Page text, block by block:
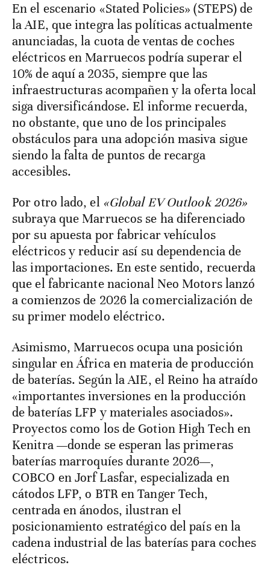
En el escenario «Stated Policies» (STEPS) de
la AIE, que integra las políticas actualmente
anunciadas, la cuota de ventas de coches
eléctricos en Marruecos podría superar el
10% de aquí a 2035, siempre que las
infraestructuras acompañen y la oferta local
siga diversificándose. El informe recuerda,
no obstante, que uno de los principales
obstáculos para una adopción masiva sigue
siendo la falta de puntos de recarga
accesibles.
Por otro lado, el «Global EV Outlook 2026»
subraya que Marruecos se ha diferenciado
por su apuesta por fabricar vehículos
eléctricos y reducir así su dependencia de
las importaciones. En este sentido, recuerda
que el fabricante nacional Neo Motors lanzó
a comienzos de 2026 la comercialización de
su primer modelo eléctrico.
Asimismo, Marruecos ocupa una posición
singular en África en materia de producción
de baterías. Según la AIE, el Reino ha atraído
«importantes inversiones en la producción
de baterías LFP y materiales asociados».
Proyectos como los de Gotion High Tech en
Kenitra —donde se esperan las primeras
baterías marroquíes durante 2026—,
COBCO en Jorf Lasfar, especializada en
cátodos LFP, o BTR en Tanger Tech,
centrada en ánodos, ilustran el
posicionamiento estratégico del país en la
cadena industrial de las baterías para coches
eléctricos.